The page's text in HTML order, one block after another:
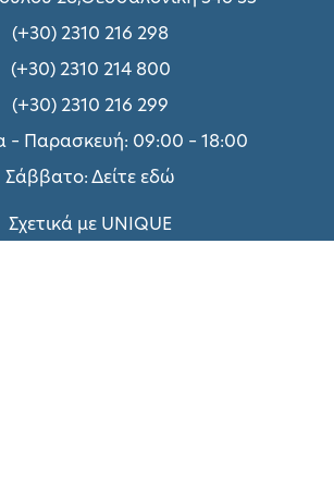
Σχετικά με UNIQUE
(+30) 2310 216 298
(+30) 2310 214 800
(+30) 2310 216 299
– Παρασκευή: 09:00 – 18:00
Σάββατο: Δείτε εδώ